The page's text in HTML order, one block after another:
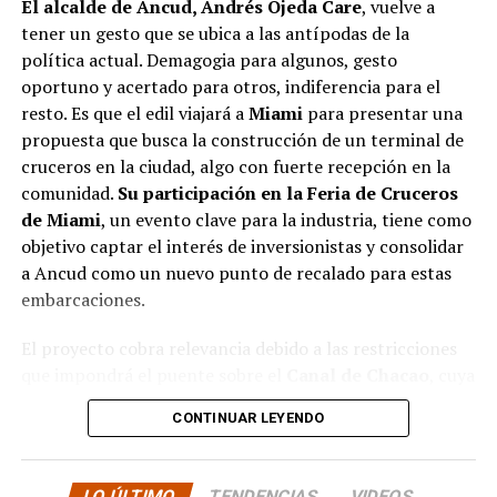
que hasta la fecha no han recibido respuesta clara sobre
si se entregarán los recursos.“Preocupa esta situación,
estos son proyectos que vienen trabajándose desde
hace tiempo y que hoy están en riesgo por la falta de
financiamiento”,declaró.
En la comuna deCuraco de Vélez, la alcaldesa Javiera
Yáñezindicó que históricamente la Subdere ha apoyado
a los municipios en diversos proyectos y que confía en
que durante el año se asignen nuevos recursos, aunque
reconoció una disminución evidente en comparación
con ejercicios anteriores. Señaló que su administración
pesos en distintas líneas de financiamiento, y que, pese
generando preocupación en su equipo municipal.
reconoció que existe lentitud en el tema y que, aunque
El alcalde de Ancud, Andrés Ojeda Care, vuelve a
tener un gesto que se ubica a las antípodas de la
política actual. Demagogia para algunos, gesto
oportuno y acertado para otros, indiferencia para el
resto. Es que el edil viajará aMiamipara presentar una
propuesta que busca la construcción de un terminal de
cruceros en la ciudad, algo con fuerte recepción en la
comunidad. Su participación en la Feria de Cruceros
de Miami, un evento clave para la industria, tiene como
objetivo captar el interés de inversionistas y consolidar
a Ancud como un nuevo punto de recalado para estas
embarcaciones.
El proyecto cobra relevancia debido a las restricciones
altura limitará el acceso de cruceros de gran
envergadura a
Puerto Montt. Esta situación ha
impulsado a las autoridades locales a explorar
alternativas que permitan mantener el flujo turístico y
CONTINUAR LEYENDO